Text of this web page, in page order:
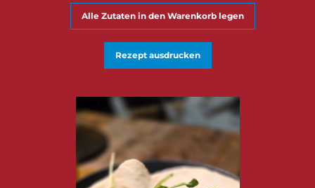
Alle Zutaten in den Warenkorb legen
Rezept ausdrucken